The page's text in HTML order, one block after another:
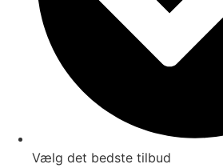
Vælg det bedste tilbud